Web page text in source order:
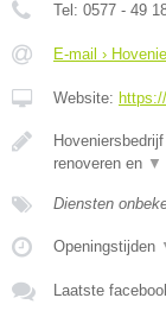
Tel: 0577 - 49
E-mail ›
Website:
renoveren en ▼
Diensten
Openingstijden
Laatste